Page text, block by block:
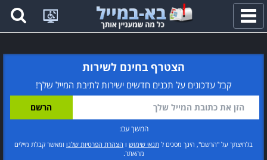
פתח
תפריט
הצטרף בחינם לשירות
קבל עדכונים על תכנים חדשים ישירות לתיבת המייל שלך!
המשך עם:
בלחיצתך על "הרשם", הינך מסכים ל תנאי שימוש ו הצהרת הפרטיות שלנו ומאשר קבלת מיילים
מהאתר.